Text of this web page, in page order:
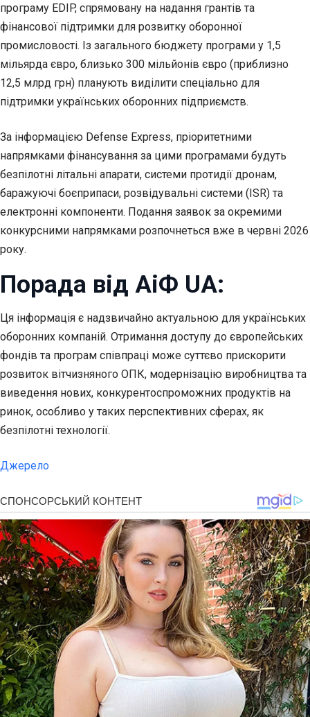
програму EDIP, спрямовану на надання грантів та
фінансової підтримки для розвитку оборонної
промисловості. Із загального бюджету програми у 1,5
мільярда євро, близько 300 мільйонів євро (приблизно
12,5 млрд грн) планують виділити спеціально для
підтримки українських оборонних підприємств.
За інформацією Defense Express, пріоритетними
напрямками фінансування за цими програмами будуть
безпілотні літальні апарати, системи протидії дронам,
баражуючі боєприпаси, розвідувальні системи (ISR) та
електронні компоненти. Подання заявок за окремими
конкурсними напрямками розпочнеться вже в червні 2026
року.
Порада від АіФ UA:
Ця інформація є надзвичайно актуальною для українських
оборонних компаній. Отримання доступу до європейських
фондів та програм співпраці може суттєво прискорити
розвиток вітчизняного ОПК, модернізацію виробництва та
виведення нових, конкурентоспроможних продуктів на
ринок, особливо у таких перспективних сферах, як
безпілотні технології.
Джерело